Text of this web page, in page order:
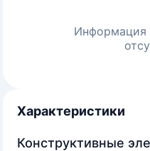
Информация
Характеристики
Конструктивные